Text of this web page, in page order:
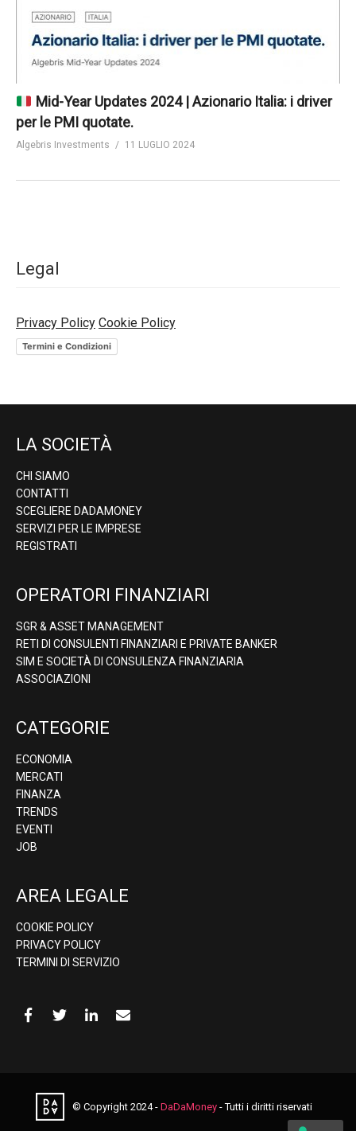
Mid-Year Updates 2024 | Azionario Italia: i driver
per le PMI quotate.
Algebris Investments 11 LUGLIO 2024
Legal
Privacy Policy Cookie Policy
Termini e Condizioni
LA SOCIETÀ
CHI SIAMO
CONTATTI
SCEGLIERE DADAMONEY
SERVIZI PER LE IMPRESE
REGISTRATI
OPERATORI FINANZIARI
SGR & ASSET MANAGEMENT
RETI DI CONSULENTI FINANZIARI E PRIVATE BANKER
SIM E SOCIETÀ DI CONSULENZA FINANZIARIA
ASSOCIAZIONI
CATEGORIE
ECONOMIA
MERCATI
FINANZA
TRENDS
EVENTI
JOB
AREA LEGALE
COOKIE POLICY
PRIVACY POLICY
TERMINI DI SERVIZIO
© Copyright 2024 -DaDaMoney - Tutti i diritti riservati